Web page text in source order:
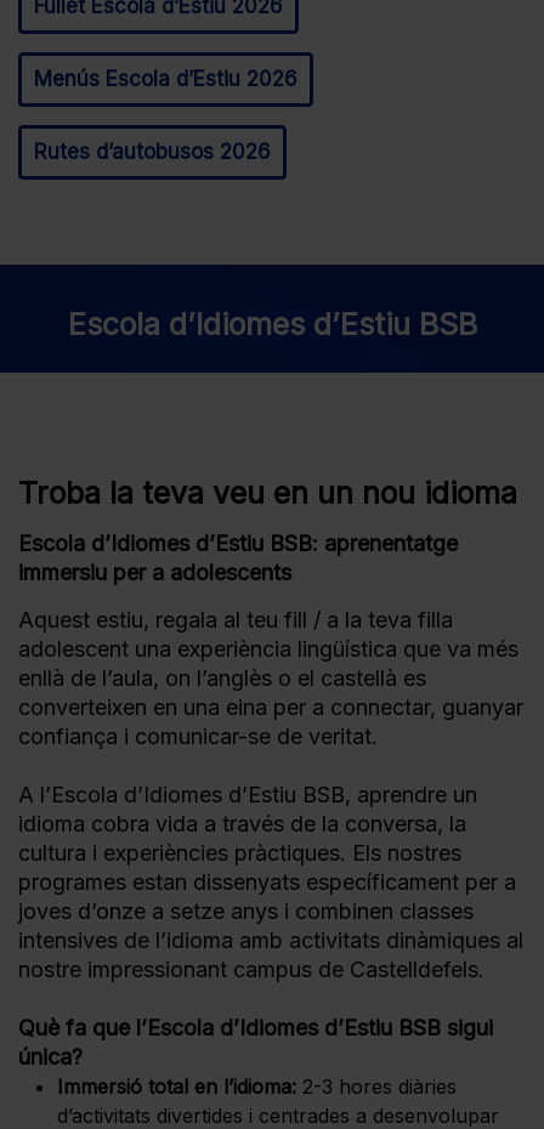
Fullet Escola d’Estiu 2026
Menús Escola d’Estiu 2026
Rutes d’autobusos 2026
Escola d’Idiomes d’Estiu BSB
Troba la teva veu en un nou idioma
Escola d’Idiomes d’Estiu BSB: aprenentatge
immersiu per a adolescents
Aquest estiu, regala al teu fill / a la teva filla
adolescent una experiència lingüística que va més
enllà de l’aula, on l’anglès o el castellà es
converteixen en una eina per a connectar, guanyar
confiança i comunicar-se de veritat.
A l’Escola d’Idiomes d’Estiu BSB, aprendre un
idioma cobra vida a través de la conversa, la
cultura i experiències pràctiques. Els nostres
programes estan dissenyats específicament per a
joves d’onze a setze anys i combinen classes
intensives de l’idioma amb activitats dinàmiques al
nostre impressionant campus de Castelldefels.
Què fa que l’Escola d’Idiomes d’Estiu BSB sigui
única?
Immersió total en l’idioma: 2-3 hores diàries
d’activitats divertides i centrades a desenvolupar